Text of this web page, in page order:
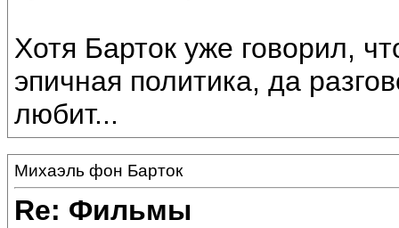
Хотя Барток уже говорил,
эпичная политика, да
любит...
Михаэль фон Барток
Re: Фильмы